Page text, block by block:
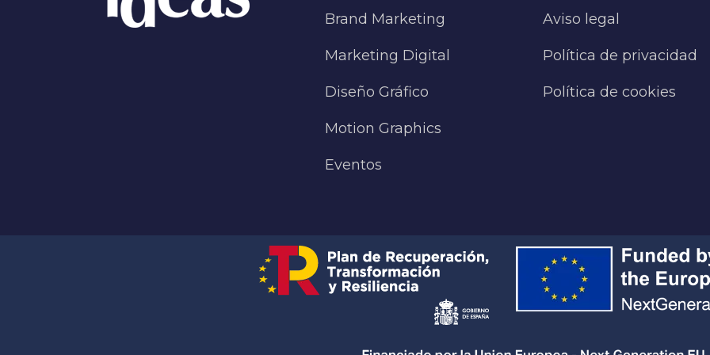
Brand Marketing
Marketing Digital
Diseño Gráfico
Motion Graphics
Eventos
Aviso legal
Política de privacidad
Política de cookies